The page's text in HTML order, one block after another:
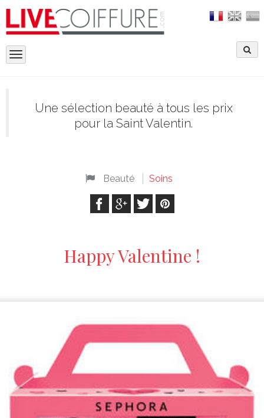
Toggle
Une sélection beauté à tous les prix
pour la Saint Valentin.
Beauté Soins
Happy Valentine !